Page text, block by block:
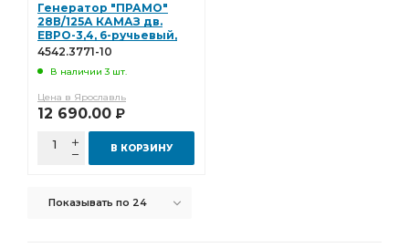
Генератор "ПРАМО"
28В/125А КАМАЗ дв.
ЕВРО-3,4, 6-ручьевый,
ан. BOSCH 0124655049
4542.3771-10
В наличии 3 шт.
Цена в Ярославль
12 690.00 Р
В КОРЗИНУ
Показывать по 24